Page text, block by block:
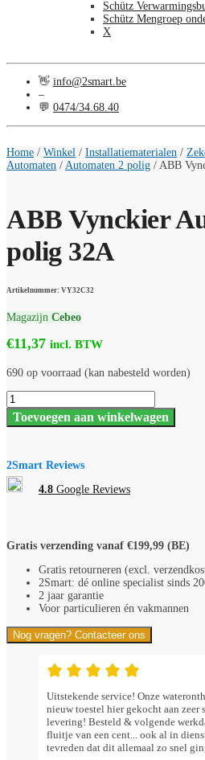
Schütz
Schütz Mengroep
X
👋 info@2smart.be
–
💬 0474/34.68.40
Home / Winkel / Installatiematerialen /
Automaten / Automaten 2 polig / ABB
ABB Vynckier
polig 32A
Artikelnummer: VY32C32
Magazijn Cebeo
€11,37 incl. BTW
690 op voorraad (kan nabesteld worden)
ABB
Vynckier
Automaat
32A
aantal
Toevoegen aan winkelwagen
2Smart Reviews
4.8 Google Reviews
Gratis verzending vanaf €199,99 (BE)
Gratis retourneren (excl.
2Smart: dé online specialist sinds
2 jaar garantie
Voor particulieren én vakmannen
Nog vragen? Contacteer ons
Uitstekende service! Onze
nieuw toestel hier gekocht aan
levering! Besteld & volgende
fluitje van een cent... ook al in
tevreden dat dit allemaal zo snel